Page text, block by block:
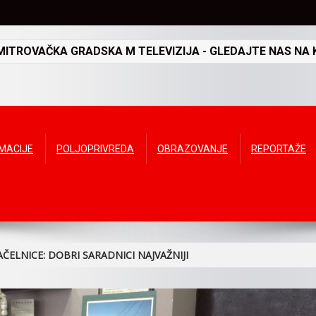
GRADSKA M TELEVIZIJA - GLEDAJTE NAS
POLJOPRIVREDA OBRAZOVANJE REPORTAŽE
DOBRI SARADNICI NAJVAŽNIJI